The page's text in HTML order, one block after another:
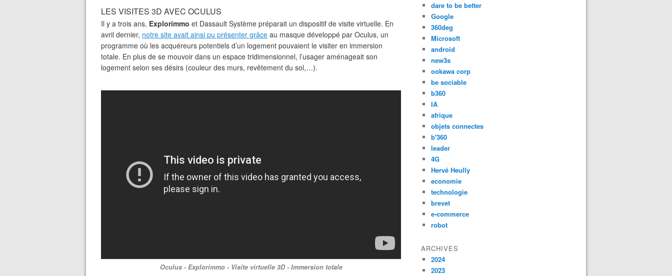
LES VISITES 3D AVEC OCULUS
Il y a trois ans, Explorimmo et Dassault Système préparait un dispositif de visite virtuelle. En
avril dernier, notre site avait ainsi pu présenter grâce au masque développé par Oculus, un
programme où les acquéreurs potentiels d’un logement pouvaient le visiter en immersion
totale. En plus de se mouvoir dans un espace tridimensionnel, l’usager aménageait son
logement selon ses désirs (couleur des murs, revêtement du sol,…).
Oculus - Explorimmo - Visite virtuelle 3D - Immersion totale
dare to be better
Google
360deg
Microsoft
android
new3s
ookawa corp
be sociable
b360
IA
afrique
objets connectes
b'360
leader
4G
Hervé Heully
economie
technologie
brevet
e-commerce
robot
ARCHIVES
2024
2023